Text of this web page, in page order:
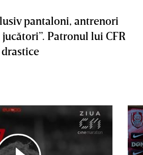
pantaloni, antrenori
Patronul lui CFR